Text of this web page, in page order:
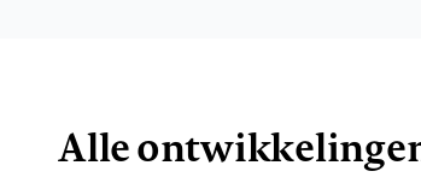
Alle